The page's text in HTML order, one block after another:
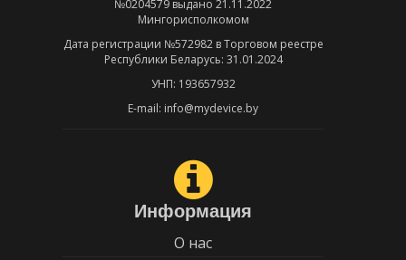
№0204579 выдано 21.11.2022
Мингорисполкомом
Дата регистрации №572982 в Торговом реестре
Республики Беларусь: 31.01.2024
УНП: 193657932
E-mail: info@mydevice.by
Информация
О нас